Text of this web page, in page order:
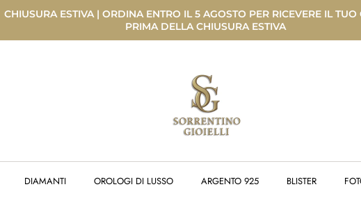
CHIUSURA ESTIVA | ORDINA ENTRO IL 5 AGOSTO PER RICEVERE IL TUO
PRIMA DELLA CHIUSURA ESTIVA
DIAMANTI OROLOGI DI LUSSO ARGENTO 925 BLISTER